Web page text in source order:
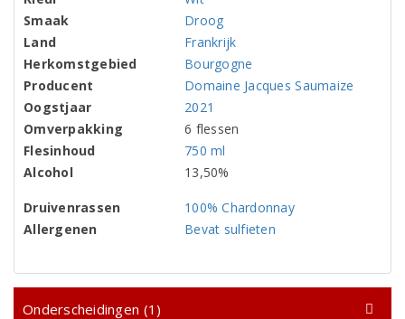
Smaak
Droog
Land
Frankrijk
Herkomstgebied
Bourgogne
Producent
Domaine Jacques Saumaize
Oogstjaar
2021
Omverpakking
6 flessen
Flesinhoud
750 ml
Alcohol
13,50%
Druivenrassen
100% Chardonnay
Allergenen
Bevat sulfieten
Onderscheidingen (1)